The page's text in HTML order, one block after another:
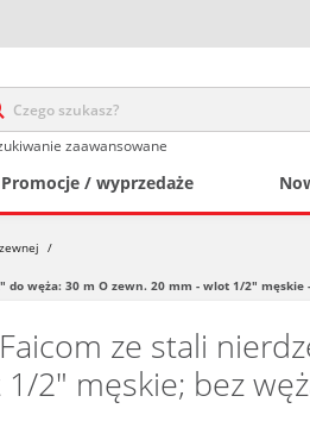
zaawansowane
Promocje / wyprzedaże
/
węża: 30 m O zewn. 20 mm - wlot 1/2"
ze stali
2" męskie; bez